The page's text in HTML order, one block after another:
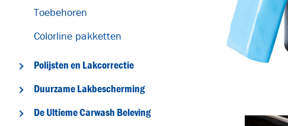
Toebehoren
Colorline pakketten
Polijsten en Lakcorrectie
Duurzame Lakbescherming
De Ultieme Carwash Beleving